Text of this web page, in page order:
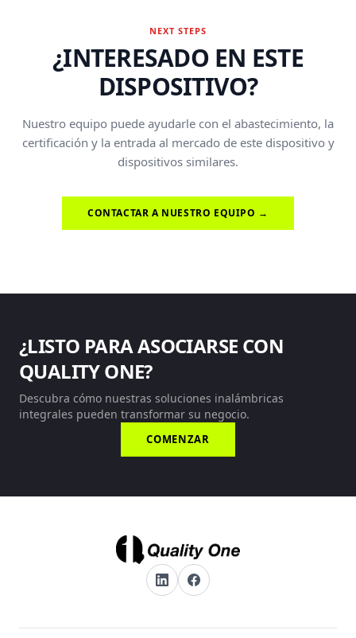
NEXT STEPS
¿INTERESADO EN ESTE
DISPOSITIVO?
Nuestro equipo puede ayudarle con el abastecimiento, la
certificación y la entrada al mercado de este dispositivo y
dispositivos similares.
CONTACTAR A NUESTRO EQUIPO →
¿LISTO PARA ASOCIARSE CON
QUALITY ONE?
Descubra cómo nuestras soluciones inalámbricas
integrales pueden transformar su negocio.
COMENZAR